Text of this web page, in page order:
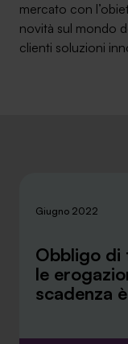
Contatti
Lavora con noi
info@safinance.it
mercato con
novità sul mondo
clienti soluzioni
Giugno 2022
Obbligo di
le
scadenza